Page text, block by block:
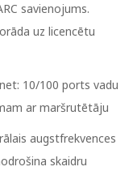
savienojums.
uz licencētu
10/100 ports vadu
ar maršrutētāju
augstfrekvences
skaidru